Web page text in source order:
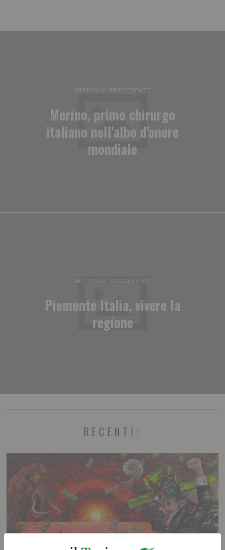
ARTICOLO PRECEDENTE
Morino, primo chirurgo
italiano nell'albo d'onore
mondiale
ARTICOLO SUCCESSIVO
Piemonte Italia, vivere la
regione
RECENTI: